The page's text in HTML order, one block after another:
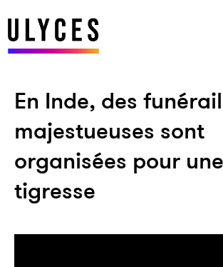
En Inde, des
majestueuses sont
organisées pour une
tigresse